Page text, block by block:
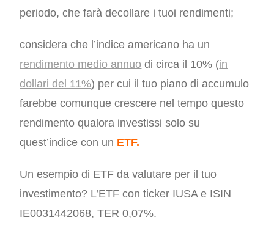
periodo, che farà decollare i tuoi rendimenti;
considera che l’indice americano ha un
rendimento medio annuo di circa il 10% (in
dollari del 11%) per cui il tuo piano di accumulo
farebbe comunque crescere nel tempo questo
rendimento qualora investissi solo su
quest’indice con un ETF.
Un esempio di ETF da valutare per il tuo
investimento? L’ETF con ticker IUSA e ISIN
IE0031442068, TER 0,07%.